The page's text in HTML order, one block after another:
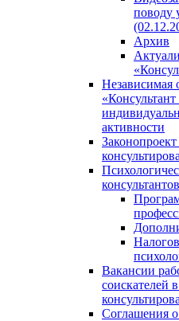
поводу
Архив
Независимая
активности
консультантов
Вакансии
соискателей
Соглашения о